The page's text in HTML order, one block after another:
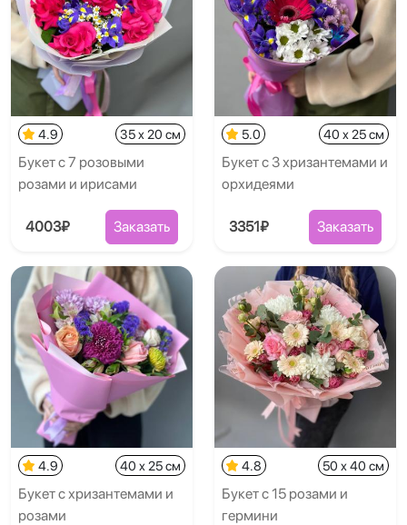
4.9 35 x 20 см
Букет с 7 розовыми
розами и ирисами
4003₽ Заказать
5.0 40 x 25 см
Букет с 3 хризантемами и
орхидеями
3351₽ Заказать
4.9 40 x 25 см
Букет с хризантемами и
розами
4.8 50 x 40 см
Букет с 15 розами и
гермини